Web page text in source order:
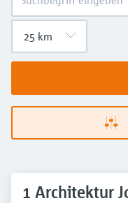
1 Architektur